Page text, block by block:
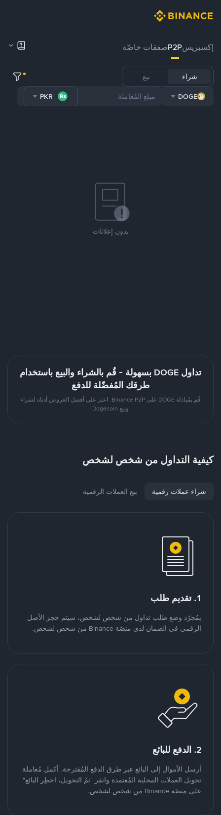
إكسبريسP2Pصفقات خاصّة
شراء بيع
DOGE
PKR
بدون إعلانات
تداول DOGE بسهولة - قُم بالشراء والبيع باستخدام
طرقك المُفضّلة للدفع
قُم بمُبادلة DOGE على Binance P2P. اعثر على أفضل العروض أدناه لشراء
وبيع Dogecoin
كيفية التداول من شخص لشخص
شراء عملات رقمية بيع العملات الرقمية
1. تقديم طلب
بمُجرّد وضع طلب تداول من شخص لشخص، سيتم حجز الأصل
الرقمي في الضمان لدى منصّة Binance من شخص لشخص.
2. الدفع للبائع
أرسل الأموال إلى البائع عبر طرق الدفع المُقترحة. أكمل مُعاملة
تحويل العملات المحلية المُعتمدة وانقر "تمّ التحويل، اخطِر البائع"
على منصّة Binance من شخص لشخص.